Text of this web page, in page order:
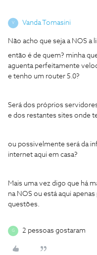
V Vanda Tomasini
Não acho que seja a NOS a
então é de quem? minha
aguenta perfeitamente
e tenho um router 5.0?
Será dos próprios
e dos restantes sites onde
ou possivelmente será da
internet aqui em casa?
Mais uma vez digo que há
na NOS ou está aqui
questões.
G 2 pessoas gostaram